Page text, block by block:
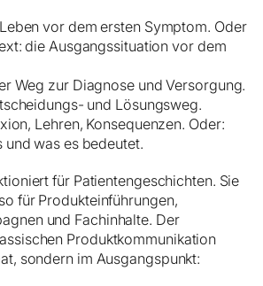
vor dem ersten Symptom. Oder
die Ausgangssituation vor dem
Weg zur Diagnose und Versorgung.
und Lösungsweg.
Lehren, Konsequenzen. Oder:
und was es bedeutet.
für Patientengeschichten. Sie
für Produkteinführungen,
und Fachinhalte. Der
Produktkommunikation
sondern im Ausgangspunkt: